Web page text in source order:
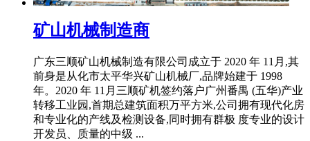
矿山机械制造商
广东三顺矿山机械制造有限公司成立于 2020 年 11月,其
前身是从化市太平华兴矿山机械厂,品牌始建于 1998
年。2020 年 11月三顺矿机签约落户广州番禺 (五华)产业
转移工业园,首期总建筑面积万平方米,公司拥有现代化房
和专业化的产线及检测设备,同时拥有群极 度专业的设计
开发员、质量的中级 ...